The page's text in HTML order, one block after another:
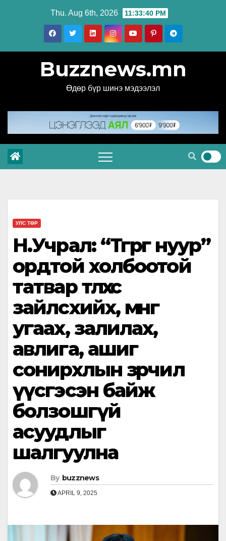
Thu. Aug 6th, 2026 11:33:41 PM
Buzznews.mn
Өдөр бүр шинэ мэдээлэл
УЛС ТӨР
Н.Учрал: “Төгрөг нуур”
ордтой холбоотой
татвар төлөхөөс
зайлсхийх, мөнгө
угаах, залилах,
авлига, ашиг
сонирхлын зөрчил
үүсгэсэн байж
болзошгүй
асуудлыг
шалгуулна
By buzznews
APRIL 9, 2025